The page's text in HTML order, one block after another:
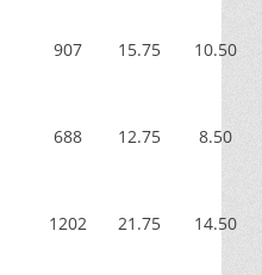
907 15.75 10.50
688 12.75 8.50
1202 21.75 14.50